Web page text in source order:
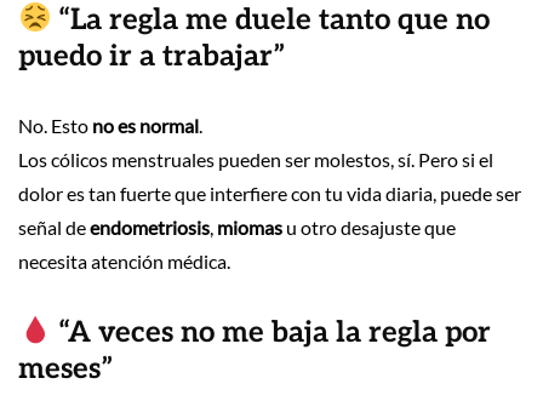
“La regla me duele tanto que no
puedo ir a trabajar”
No. Esto no es normal
Los cólicos menstruales pueden ser molestos, sí. Pero si el
dolor es tan fuerte que interfiere con tu vida diaria, puede ser
señal deendometriosis miomas u otro desajuste que
necesita atención médica.
“A veces no me baja la regla por
meses”